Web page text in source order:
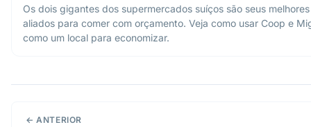
Os dois gigantes dos supermercados suíços são seus melhores
aliados para comer com orçamento. Veja como usar Coop e
como um local para economizar.
← ANTERIOR